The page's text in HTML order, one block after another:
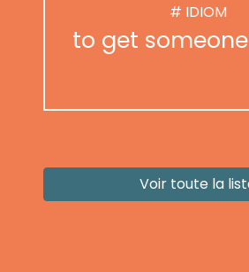
# IDIOM
to get
Voir toute la